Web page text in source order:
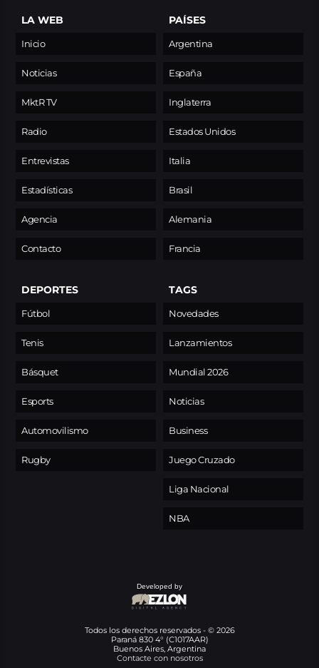
LA WEB
Inicio
Noticias
MktR TV
Radio
Entrevistas
Estadísticas
Agencia
Contacto
PAÍSES
Argentina
España
Inglaterra
Estados Unidos
Italia
Brasil
Alemania
Francia
DEPORTES
Fútbol
Tenis
Básquet
Esports
Automovilismo
Rugby
TAGS
Novedades
Lanzamientos
Mundial 2026
Noticias
Business
Juego Cruzado
Liga Nacional
NBA
Developed by
Todos los derechos reservados - © 2026
Paraná 830 4° (C1017AAR)
Buenos Aires, Argentina
Contacte con nosotros